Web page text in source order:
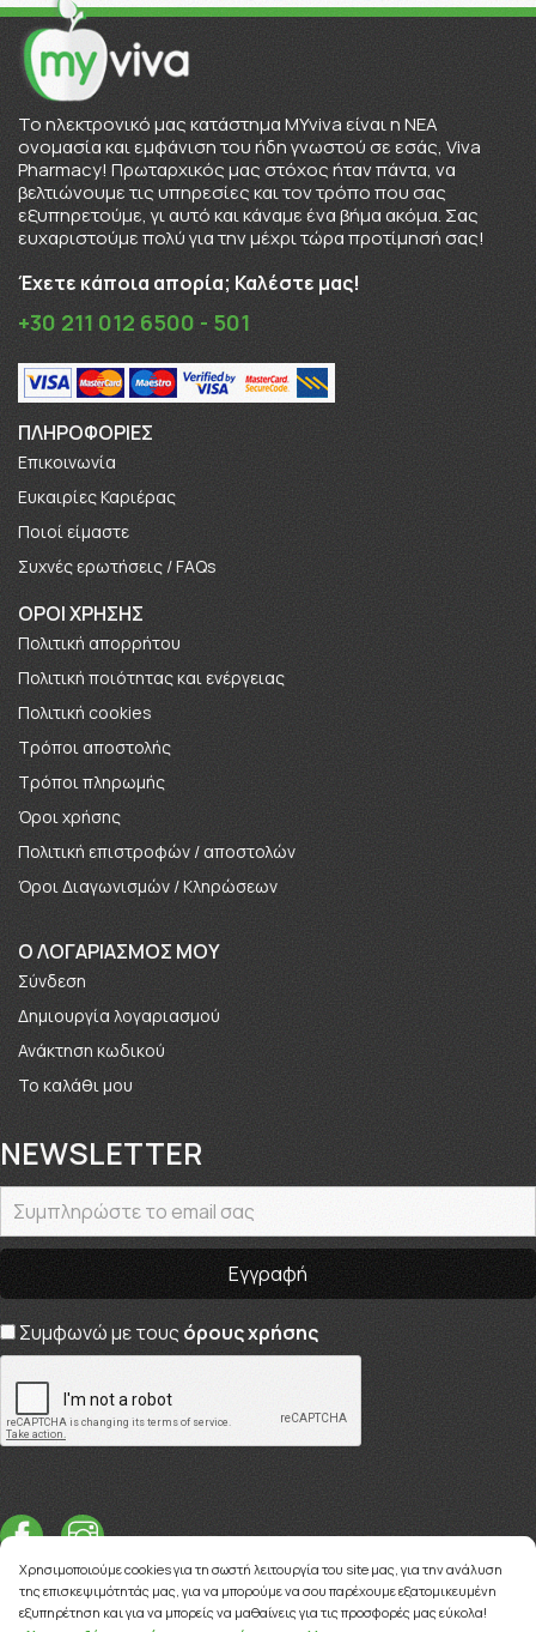
To ηλεκτρονικό μας κατάστημα MYviva είναι η ΝΕΑ
ονομασία και εμφάνιση του ήδη γνωστού σε εσάς, Viva
Pharmacy! Πρωταρχικός μας στόχος ήταν πάντα, να
βελτιώνουμε τις υπηρεσίες και τον τρόπο που σας
εξυπηρετούμε, γι αυτό και κάναμε ένα βήμα ακόμα. Σας
ευχαριστούμε πολύ για την μέχρι τώρα προτίμησή σας!
Έχετε κάποια απορία; Καλέστε μας!
+30 211 012 6500 - 501
ΠΛΗΡΟΦΟΡΊΕΣ
Επικοινωνία
Ευκαιρίες Καριέρας
Πoιοί είμαστε
Συχνές ερωτήσεις / FAQs
ΟΡΟΙ ΧΡΗΣΗΣ
Πολιτική απορρήτου
Πολιτική ποιότητας και ενέργειας
Πολιτική cookies
Τρόποι αποστολής
Τρόποι πληρωμής
Όροι χρήσης
Πολιτική επιστροφών / αποστολών
Όροι Διαγωνισμών / Κληρώσεων
O ΛΟΓΑΡΙΑΣΜΟΣ ΜΟΥ
Σύνδεση
Δημιουργία λογαριασμού
Ανάκτηση κωδικού
Το καλάθι μου
NEWSLETTER
Συμφωνώ με τους όρους χρήσης
Χρησιμοποιούμε cookies για τη σωστή λειτουργία του site μας, για την ανάλυση
της επισκεψιμότητάς μας, για να μπορούμε να σου παρέχουμε εξατομικευμένη
εξυπηρέτηση και για να μπορείς να μαθαίνεις για τις προσφορές μας εύκολα!